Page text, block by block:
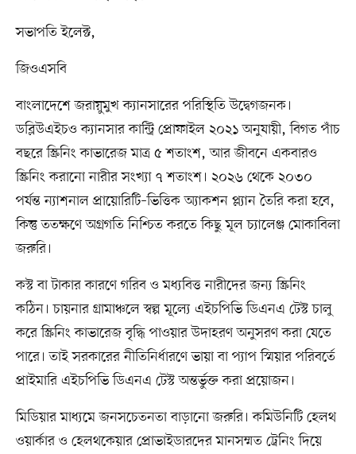
সভাপতি ইলেক্ট,
জিওএসবি
বাংলাদেশে জরায়ুমুখ ক্যানসারের পরিস্থিতি উদ্বেগজনক।
ডব্লিউএইচও ক্যানসার কান্ট্রি প্রোফাইল ২০২১ অনুযায়ী, বিগত পাঁচ
বছরে স্ক্রিনিং কাভারেজ মাত্র ৫ শতাংশ, আর জীবনে একবারও
স্ক্রিনিং করানো নারীর সংখ্যা ৭ শতাংশ। ২০২৬ থেকে ২০৩০
পর্যন্ত ন্যাশনাল প্রায়োরিটি–ভিত্তিক অ্যাকশন প্ল্যান তৈরি করা হবে,
কিন্তু ততক্ষণে অগ্রগতি নিশ্চিত করতে কিছু মূল চ্যালেঞ্জ মোকাবিলা
জরুরি।
কস্ট বা টাকার কারণে গরিব ও মধ্যবিত্ত নারীদের জন্য স্ক্রিনিং
কঠিন। চায়নার গ্রামাঞ্চলে স্বল্প মূল্যে এইচপিভি ডিএনএ টেস্ট চালু
করে স্ক্রিনিং কাভারেজ বৃদ্ধি পাওয়ার উদাহরণ অনুসরণ করা যেতে
পারে। তাই সরকারের নীতিনির্ধারণে ভায়া বা প্যাপ স্মিয়ার পরিবর্তে
প্রাইমারি এইচপিভি ডিএনএ টেস্ট অন্তর্ভুক্ত করা প্রয়োজন।
মিডিয়ার মাধ্যমে জনসচেতনতা বাড়ানো জরুরি। কমিউনিটি হেলথ
ওয়ার্কার ও হেলথকেয়ার প্রোভাইডারদের মানসম্মত ট্রেনিং দিয়ে